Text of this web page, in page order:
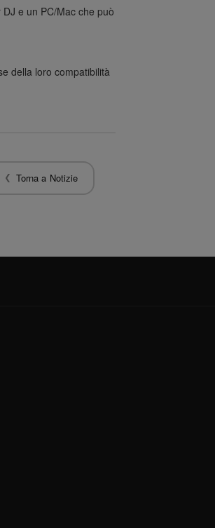
e un PC/Mac che può
della loro compatibilità
Torna a Notizie